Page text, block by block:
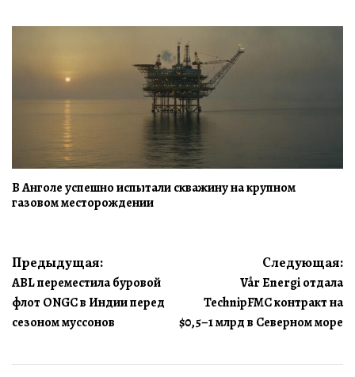
В Анголе успешно испытали скважину на крупном
газовом месторождении
Навигация
по
записям
Предыдущая:
ABL переместила буровой
флот ONGC в Индии перед
сезоном муссонов
Следующая:
Vår Energi отдала
TechnipFMC контракт на
$0,5–1 млрд в Северном море